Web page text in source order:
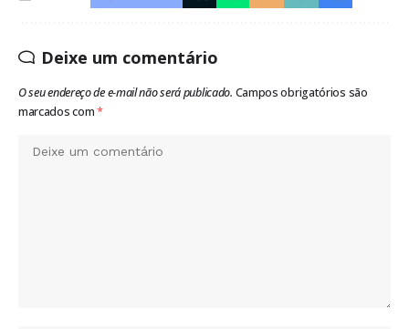
Deixe um comentário
O seu endereço de e-mail não será publicado. Campos obrigatórios são
marcados com*